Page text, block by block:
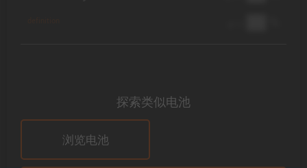
探索类似电池
浏览电池